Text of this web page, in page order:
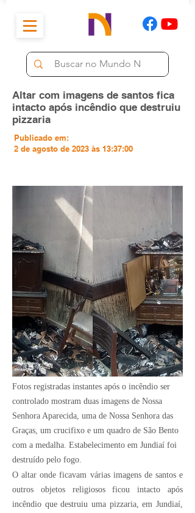
Altar com imagens de santos fica
intacto após incêndio que destruiu
pizzaria
Publicado em:
2 de agosto de 2023 às 13:37:00
Divulgação
Crédito Imagem:
Fotos registradas instantes após o incêndio ser
controlado mostram duas imagens de Nossa
Senhora Aparecida, uma de Nossa Senhora das
Graças, um crucifixo e um quadro de São Bento
com a medalha. Estabelecimento em Jundiaí foi
destruído pelo fogo.
O altar onde ficavam várias imagens de santos e
outros objetos religiosos ficou intacto após
incêndio que destruiu uma pizzaria, em Jundiaí,